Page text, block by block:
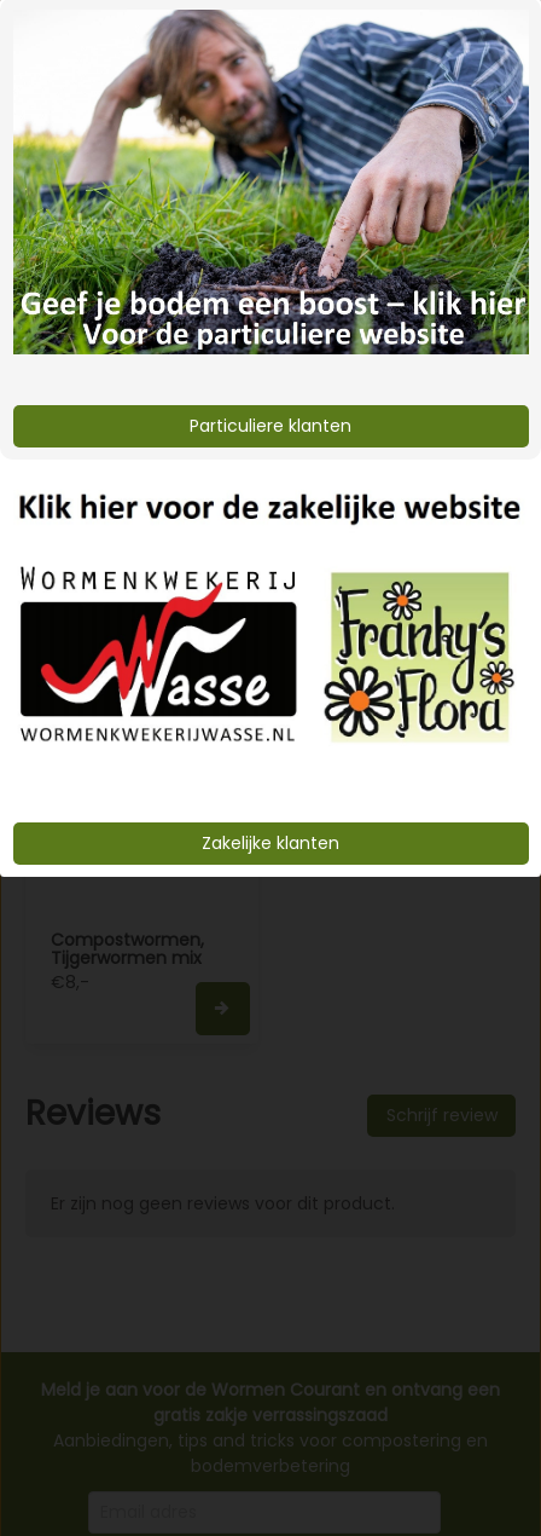
Particuliere klanten
Zakelijke klanten
Wormenmest 35 liter
€6,32
Wormenmest 35 liter
volle pallet
€402,-
€8,-
€12,-
Compostwormen,
Tijgerwormen mix
€8,-
Reviews Schrijf review
Er zijn nog geen reviews voor dit product.
Meld je aan voor de Wormen Courant en ontvang een
gratis zakje verrassingszaad
Aanbiedingen, tips and tricks voor compostering en
bodemverbetering